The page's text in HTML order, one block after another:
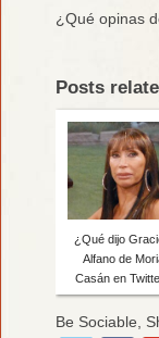
¿Qué opinas
Posts
¿Qué dijo
Alfano de
Casán en
Be Sociable,